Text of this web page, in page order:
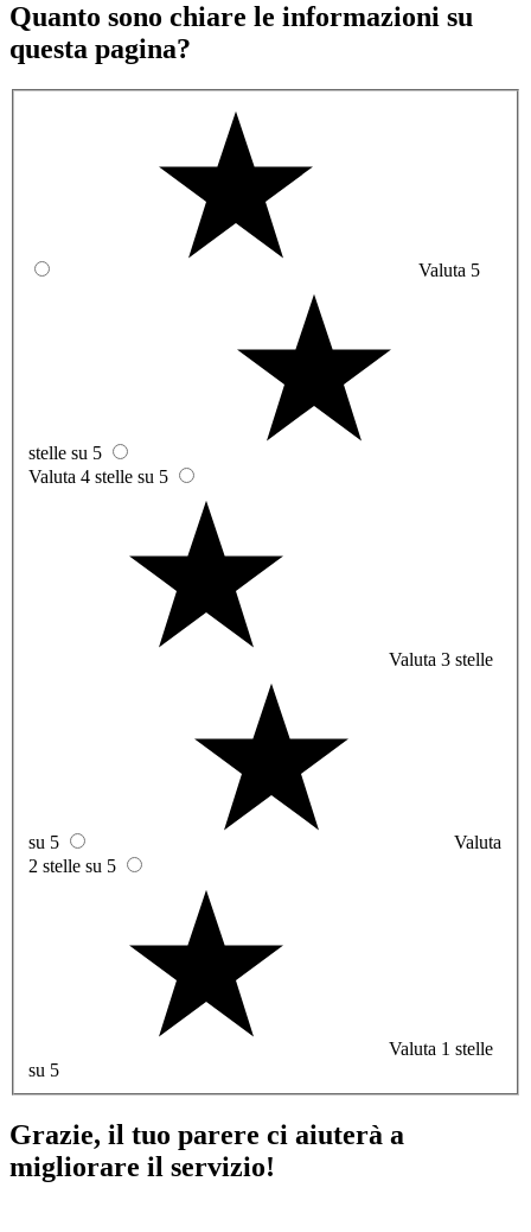
Quanto sono chiare le informazioni su
questa pagina?
Valuta 5
stelle su 5
Valuta 4 stelle su 5
Valuta 3 stelle
su 5
Valuta
2 stelle su 5
Valuta 1 stelle
su 5
Grazie, il tuo parere ci aiuterà a
migliorare il servizio!